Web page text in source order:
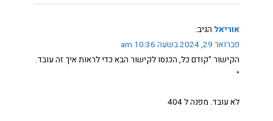
אוריאל הגיב:
פברואר 29, 2024 בשעה 10:36 am
הקישור "קודם כל, הכנסו לקישור הבא כדי לראות איך זה עובד.
"
לא עובד. מפנה ל 404